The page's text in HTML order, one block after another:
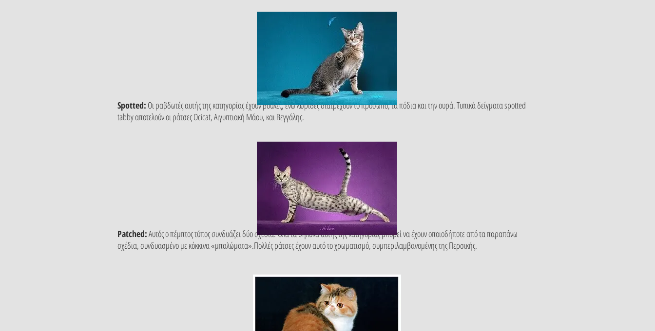
Spotted: Οι ραβδωτές αυτής της κατηγορίας έχουν βούλες, ενώ λωρίδες διατρέχουν το πρόσωπο, τα πόδια και την ουρά. Τυπικά δείγματα spotted
tabby αποτελούν οι ράτσες Ocicat, Αιγυπτιακή Μάου, και Βεγγάλης.
Patched:Αυτός ο πέμπτος τύπος συνδυάζει δύο σχέδια. Όλα τα θηλυκά αυτής της κατηγορίας μπορεί να έχουν οποιοδήποτε από τα παραπάνω
σχέδια, συνδυασμένο με κόκκινα «μπαλώματα».Πολλές ράτσες έχουν αυτό το χρωματισμό, συμπεριλαμβανομένης της Περσικής.